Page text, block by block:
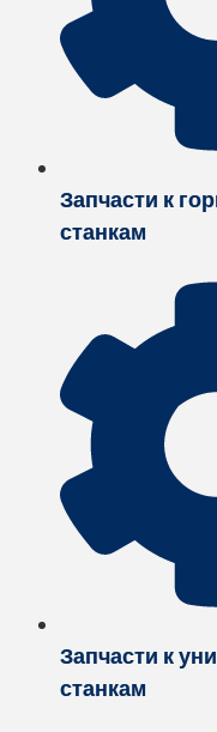
Запчасти к
станкам
Запчасти к
станкам